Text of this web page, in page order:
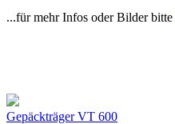
...für mehr Infos oder Bilder bitte
Gepäckträger VT 600